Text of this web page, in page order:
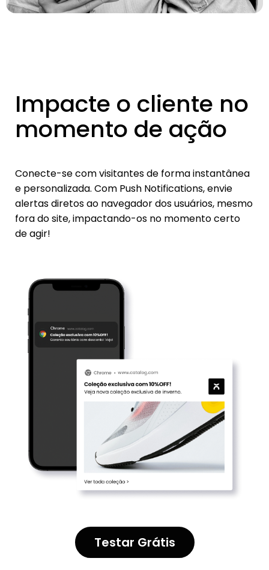
Impacte o cliente no
momento de ação
Conecte-se com visitantes de forma instantânea
e personalizada. Com Push Notifications, envie
alertas diretos ao navegador dos usuários, mesmo
fora do site, impactando-os no momento certo
de agir!
Testar Grátis